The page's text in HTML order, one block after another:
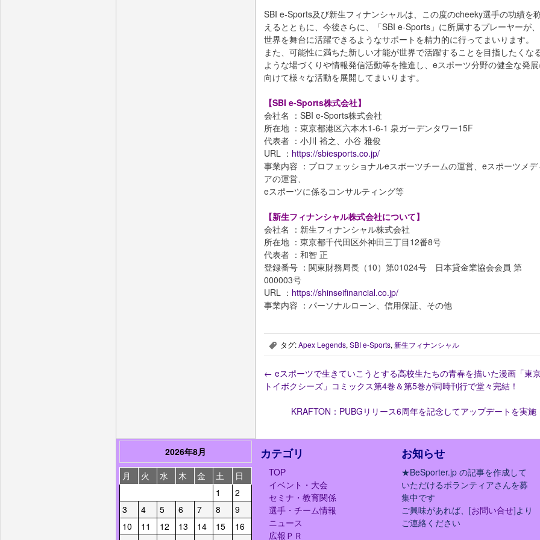
SBI e-Sports及び新生フィナンシャルは、この度のcheeky選手の功績を
えるとともに、今後さらに、「SBI e-Sports」に所属するプレーヤーが、
世界を舞台に活躍できるようなサポートを精力的に行ってまいります。
また、可能性に満ちた新しい才能が世界で活躍することを目指したくな
ような場づくりや情報発信活動等を推進し、eスポーツ分野の健全な発
向けて様々な活動を展開してまいります。
【SBI e-Sports株式会社】
会社名 ：SBI e-Sports株式会社
所在地 ：東京都港区六本木1-6-1 泉ガーデンタワー15F
代表者 ：小川 裕之、小谷 雅俊
URL ： https://sbiesports.co.jp/
事業内容 ：プロフェッショナルeスポーツチームの運営、eスポーツメデ
アの運営、
eスポーツに係るコンサルティング等
【新生フィナンシャル株式会社について】
会社名 ：新生フィナンシャル株式会社
所在地 ：東京都千代田区外神田三丁目12番8号
代表者 ：和智 正
登録番号 ：関東財務局長（10）第01024号 日本貸金業協会会員 第
000003号
URL ： https://shinseifinancial.co.jp/
事業内容 ：パーソナルローン、信用保証、その他
, タグ:Apex Legends, SBI e-Sports, 新生フィナンシャル
← eスポーツで生きていこうとする高校生たちの青春を描いた漫画「東
トイボクシーズ」コミックス第4巻＆第5巻が同時刊行で堂々完結！
KRAFTON：PUBGリリース6周年を記念してアップデートを実施
2026年8月
月
火 水 木 金 土
日
1
2
3
4 5 6 7 8
9
10
11 12 13 14 15
16
カテゴリ
TOP
イベント・大会
セミナ・教育関係
選手・チーム情報
ニュース
広報ＰＲ
お知らせ
★BeSporter.jp の記事を作成して
いただけるボランティアさんを募
集中です
ご興味があれば、[お問い合せ]より
ご連絡ください